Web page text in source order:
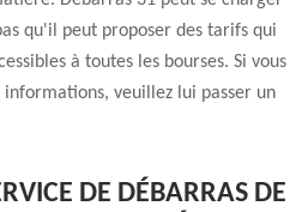
qu'il peut proposer des tarifs qui
à toutes les bourses. Si vous
informations, veuillez lui passer un
DE DÉBARRAS DE